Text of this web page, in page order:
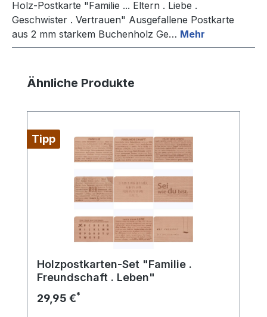
Holz-Postkarte "Familie ... Eltern . Liebe .
Geschwister . Vertrauen" Ausgefallene Postkarte
aus 2 mm starkem Buchenholz Ge… Mehr
Produktgalerie überspringen
Ähnliche Produkte
Tipp
Holzpostkarten-Set "Familie .
Freundschaft . Leben"
29,95 €*